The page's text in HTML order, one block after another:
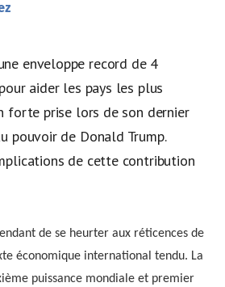
enveloppe record de 4
aider les pays les plus
forte prise lors de son dernier
pouvoir de Donald Trump.
de cette contribution
de se heurter aux réticences de
économique international tendu. La
puissance mondiale et premier